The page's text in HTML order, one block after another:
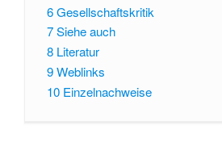
6Gesellschaftskritik
7Siehe auch
8 Literatur
9Weblinks
10 Einzelnachweise